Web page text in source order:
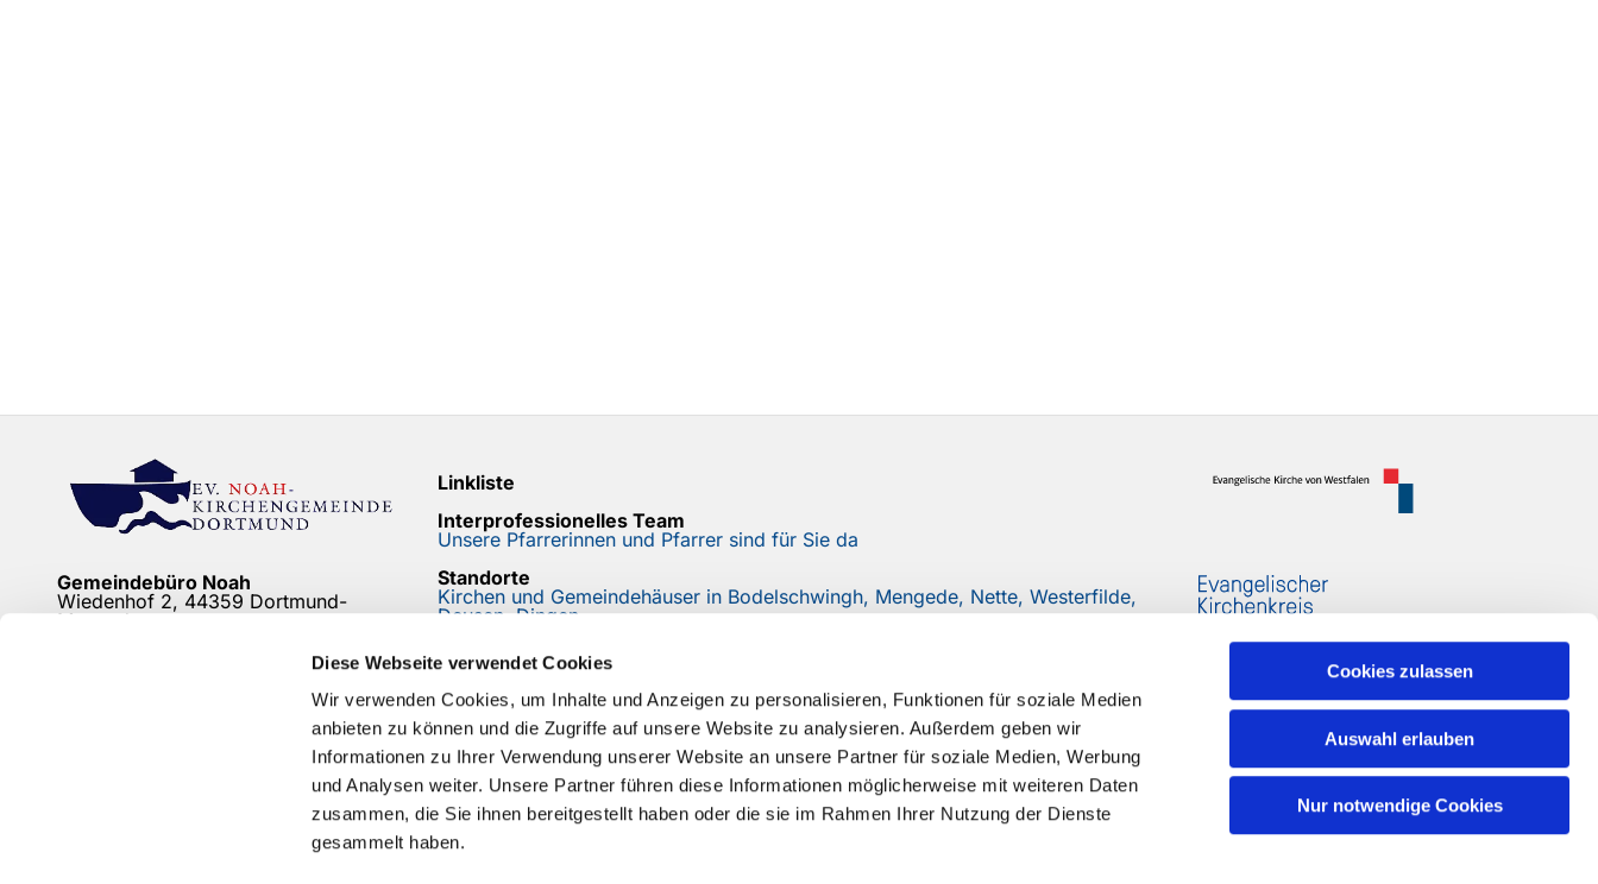
Diese Webseite verwendet Cookies
Wir verwenden Cookies, um Inhalte und Anzeigen zu personalisieren, Funktionen für soziale Medien
anbieten zu können und die Zugriffe auf unsere Website zu analysieren. Außerdem geben wir
Informationen zu Ihrer Verwendung unserer Website an unsere Partner für soziale Medien, Werbung
und Analysen weiter. Unsere Partner führen diese Informationen möglicherweise mit weiteren Daten
zusammen, die Sie ihnen bereitgestellt haben oder die sie im Rahmen Ihrer Nutzung der Dienste
gesammelt haben.
Cookies zulassen
Auswahl erlauben
Nur notwendige Cookies
Gemeindebüro Noah
Wiedenhof 2, 44359 Dortmund-
Mengede
Friedhof Mengeder Schulstraße
Linkliste
Interprofessionelles Team
Unsere Pfarrerinnen und Pfarrer sind für Sie da
Standorte
Kirchen und Gemeindehäuser in Bodelschwingh, Mengede, Nette, Westerfilde,
Deusen, Dingen
Newsletter
Bleiben Sie mit unserem Mail-Newsletter auf dem Laufenden